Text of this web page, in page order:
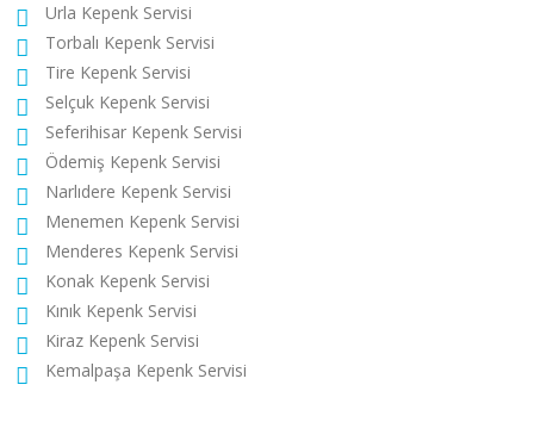
Urla Kepenk Servisi
Torbalı Kepenk Servisi
Tire Kepenk Servisi
Selçuk Kepenk Servisi
Seferihisar Kepenk Servisi
Ödemiş Kepenk Servisi
Narlıdere Kepenk Servisi
Menemen Kepenk Servisi
Menderes Kepenk Servisi
Konak Kepenk Servisi
Kınık Kepenk Servisi
Kiraz Kepenk Servisi
Kemalpaşa Kepenk Servisi